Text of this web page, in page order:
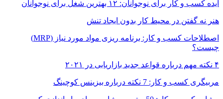
ایده کسب و کار برای نوجوانان: ۱۲ بهترین شغل برای نوجوانان
هنر نه گفتن در محیط کار بدون ایجاد تنش
اصطلاحات کسب و کار: برنامه ریزی مواد مورد نیاز (MRP)
چیست؟
۴ نکته مهم درباره قواعد جدید بازاریابی در ۲۰۲۱
مربیگری کسب و کار: 7 نکته درباره بیزینس کوچینگ